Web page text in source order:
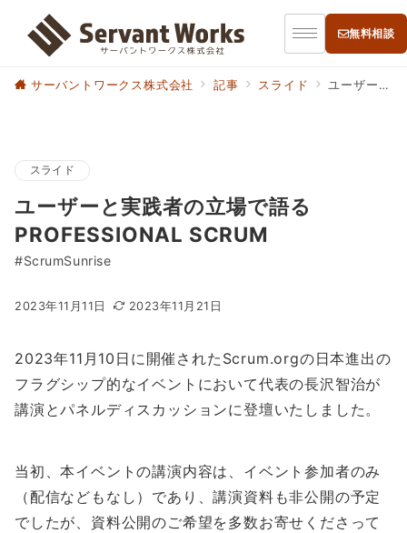
無料相談
サーバントワークス株式会社 記事 スライド ユーザーと実践者の立場で語るPROFESSIONAL SCRUM
スライド
ユーザーと実践者の立場で語る
PROFESSIONAL SCRUM
#ScrumSunrise
2023年11月11日 2023年11月21日
2023年11月10日に開催されたScrum.orgの日本進出の
フラグシップ的なイベントにおいて代表の長沢智治が
講演とパネルディスカッションに登壇いたしました。
当初、本イベントの講演内容は、イベント参加者のみ
（配信などもなし）であり、講演資料も非公開の予定
でしたが、資料公開のご希望を多数お寄せくださって